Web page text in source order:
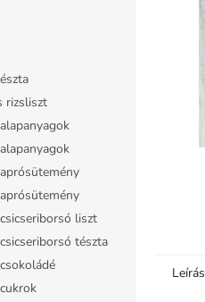
rizsliszt
liszt
tészta
Leírás